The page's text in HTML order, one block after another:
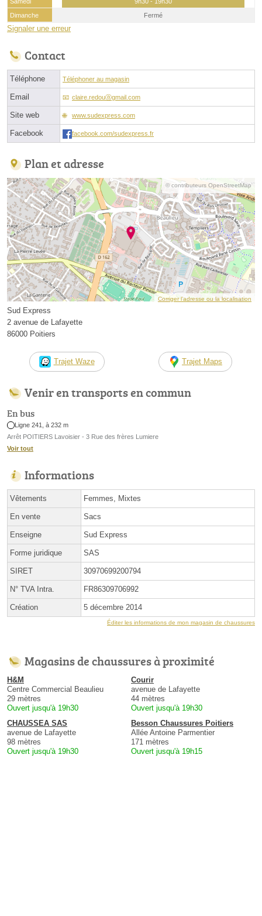
Dimanche
Fermé
Signaler une erreur
Contact
Téléphone Téléphoner au magasin
Email claire.redouⓐgmail.com
Site web www.sudexpress.com
Facebook facebook.com/sudexpress.fr
Plan et adresse
© contributeurs OpenStreetMap
Corriger l’adresse ou la localisation
Sud Express
2 avenue de Lafayette
86000 Poitiers
Trajet Waze Trajet Maps
Venir en transports en commun
En bus
Ligne 241, à 232 m
Arrêt POITIERS Lavoisier - 3 Rue des frères Lumiere
Voir tout
Informations
Vêtements Femmes, Mixtes
En vente Sacs
Enseigne Sud Express
Forme juridique SAS
SIRET 30970699200794
N° TVA Intra. FR86309706992
Création 5 décembre 2014
Éditer les informations de mon magasin de chaussures
Magasins de chaussures à proximité
H&M
Centre Commercial Beaulieu
29 mètres
Ouvert jusqu'à 19h30
Courir
avenue de Lafayette
44 mètres
Ouvert jusqu'à 19h30
CHAUSSEA SAS
avenue de Lafayette
98 mètres
Ouvert jusqu'à 19h30
Besson Chaussures Poitiers
Allée Antoine Parmentier
171 mètres
Ouvert jusqu'à 19h15